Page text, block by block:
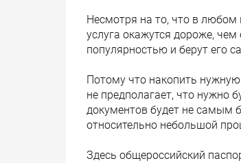
Несмотря на то, что в любом
услуга окажутся дороже,
популярностью и берут его
Потому что накопить
не предполагает, что нужно
документов будет не самым
относительно небольшой
Здесь общероссийский